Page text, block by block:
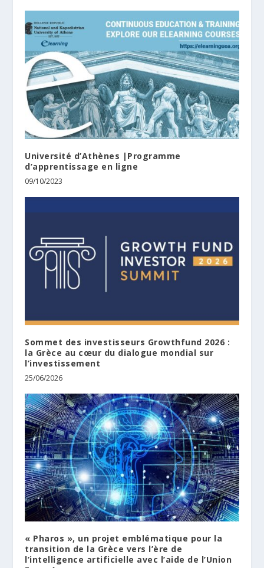
Université d’Athènes |Programme
d’apprentissage en ligne
09/10/2023
Sommet des investisseurs Growthfund 2026 :
la Grèce au cœur du dialogue mondial sur
l’investissement
25/06/2026
« Pharos », un projet emblématique pour la
transition de la Grèce vers l’ère de
l’intelligence artificielle avec l’aide de l’Union